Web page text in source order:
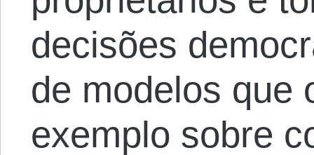
decisões
de modelos que
exemplo sobre